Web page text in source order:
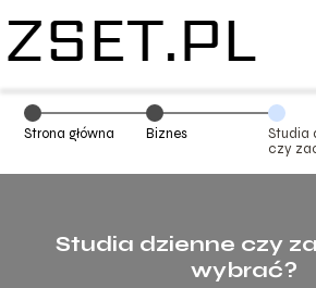
Strona główna Biznes
Studia
czy
Studia dzienne czy
wybrać?